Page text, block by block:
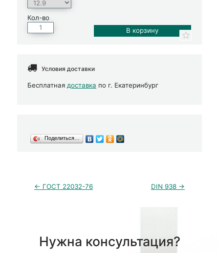
Кол-во
Условия доставки
Бесплатная доставка по г. Екатеринбург
Поделиться…
← ГОСТ 22032-76 DIN 938 →
Нужна консультация?